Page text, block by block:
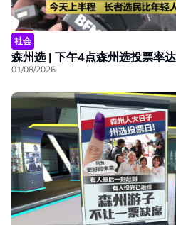
社会
森州选 | 下午4点森州选投票率
01/08/2026